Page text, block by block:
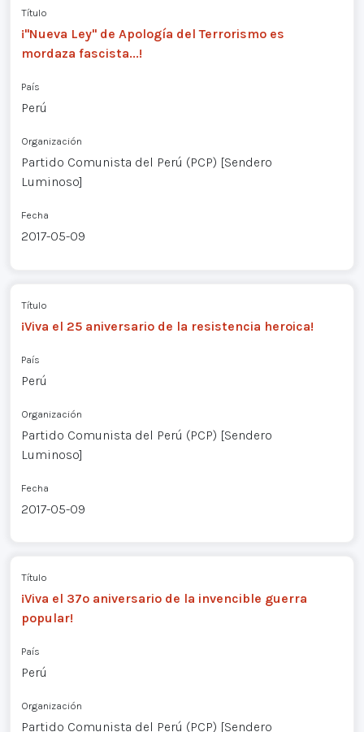
Título
¡"Nueva Ley" de Apología del Terrorismo es
mordaza fascista...!
País
Perú
Organización
Partido Comunista del Perú (PCP) [Sendero
Luminoso]
Fecha
2017-05-09
Título
¡Viva el 25 aniversario de la resistencia heroica!
País
Perú
Organización
Partido Comunista del Perú (PCP) [Sendero
Luminoso]
Fecha
2017-05-09
Título
¡Viva el 37º aniversario de la invencible guerra
popular!
País
Perú
Organización
Partido Comunista del Perú (PCP) [Sendero